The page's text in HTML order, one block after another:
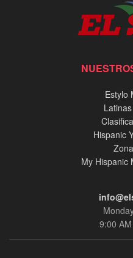
Estylo
Hispanic
My Hispanic
9:00